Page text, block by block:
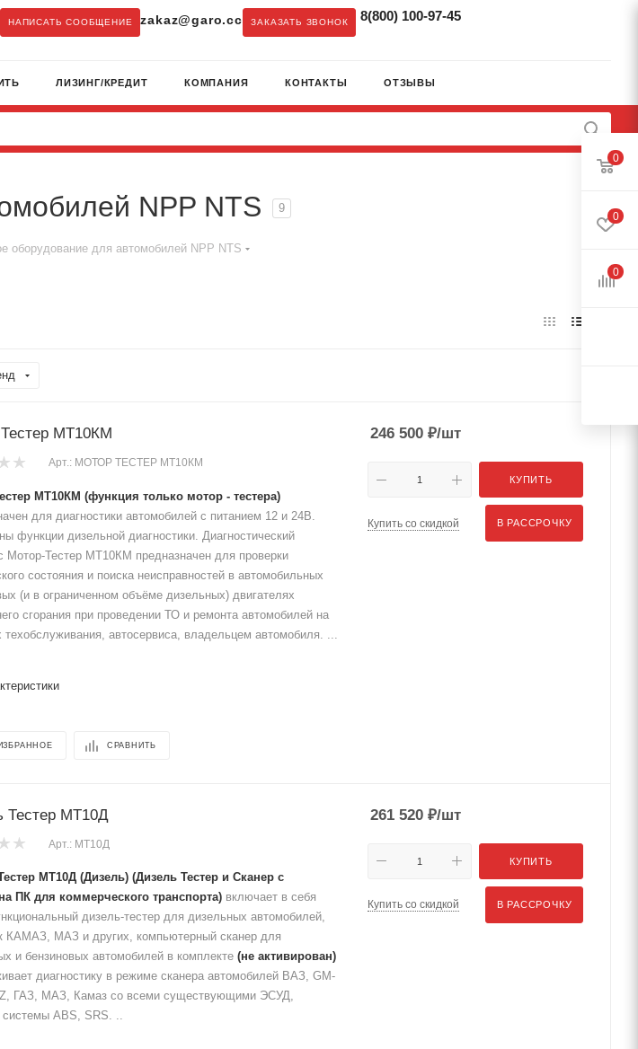
НАПИСАТЬ СООБЩЕНИЕ zakaz@garo.cc ЗАКАЗАТЬ ЗВОНОК 8(800) 100-97-45
ЛИЗИНГ/КРЕДИТ КОМПАНИЯ КОНТАКТЫ ОТЗЫВЫ
NPP NTS 9
оборудование для автомобилей NPP NTS
МТ10КМ
Арт.: МОТОР ТЕСТЕР МТ10КМ
МТ10КМ (функция только мотор - тестера)
для диагностики автомобилей с питанием 12 и 24В.
функции дизельной диагностики. Диагностический
Мотор-Тестер МТ10КМ предназначен для проверки
состояния и поиска неисправностей в автомобильных
(и в ограниченном объёме дизельных) двигателях
сгорания при проведении ТО и ремонта автомобилей на
техобслуживания, автосервиса, владельцем автомобиля. ...
СРАВНИТЬ
246 500 ₽/шт
КУПИТЬ
Купить со скидкой В РАССРОЧКУ
Тестер МТ10Д
Арт.: МТ10Д
МТ10Д (Дизель) (Дизель Тестер и Сканер с
ПК для коммерческого транспорта) включает в себя
дизель-тестер для дизельных автомобилей,
КАМАЗ, МАЗ и других, компьютерный сканер для
и бензиновых автомобилей в комплекте (не активирован)
диагностику в режиме сканера автомобилей ВАЗ, GM-
ГАЗ, МАЗ, Камаз со всеми существующими ЭСУД,
системы ABS, SRS. ..
261 520 ₽/шт
КУПИТЬ
Купить со скидкой В РАССРОЧКУ
0
0
0